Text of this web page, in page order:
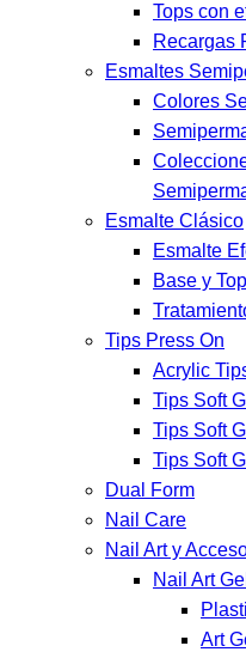
Tops con
Recargas
Esmaltes
Colores
Esmalte Clásico
Esmalte
Base y
Tips Press On
Acrylic
Tips Soft
Tips Soft
Tips Soft
Dual Form
Nail Care
Nail Art y
Nail Art Gel
Art